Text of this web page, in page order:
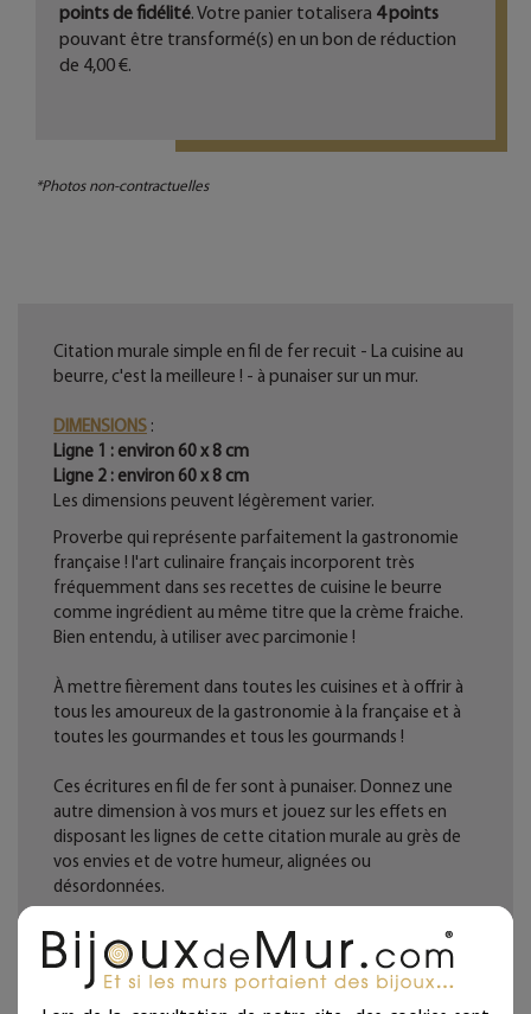
points de fidélité. Votre panier totalisera 4points
pouvant être transformé(s) en un bon de réduction
de 4,00 €.
*Photos non-contractuelles
Citation murale simple en fil de fer recuit - La cuisine au
beurre, c'est la meilleure ! - à punaiser sur un mur.
DIMENSIONS :
Ligne 1 : environ 60 x 8 cm
Ligne 2 : environ 60 x 8 cm
Les dimensions peuvent légèrement varier.
Proverbe qui représente parfaitement la gastronomie
française ! l'art culinaire français incorporent très
fréquemment dans ses recettes de cuisine le beurre
comme ingrédient au même titre que la crème fraiche.
Bien entendu, à utiliser avec parcimonie !
À mettre fièrement dans toutes les cuisines et à offrir à
tous les amoureux de la gastronomie à la française et à
toutes les gourmandes et tous les gourmands !
Ces écritures en fil de fer sont à punaiser. Donnez une
autre dimension à vos murs et jouez sur les effets en
disposant les lignes de cette citation murale au grès de
vos envies et de votre humeur, alignées ou
désordonnées.
Décoration d'intérieur en fil de fer recuit noir façonnée à
la main dans notre atelier.
Fabrication française. Artisanat d'art.